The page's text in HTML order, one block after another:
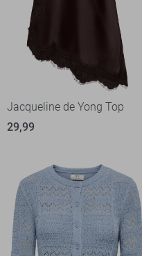
Jacqueline de Yong Top
29,99